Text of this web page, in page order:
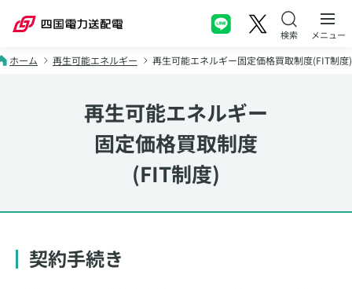
メニュー
ホーム 再生可能エネルギー 再生可能エネルギー固定価格買取制度(FIT制度)
再生可能エネルギー
固定価格買取制度
(FIT制度)
契約手続き